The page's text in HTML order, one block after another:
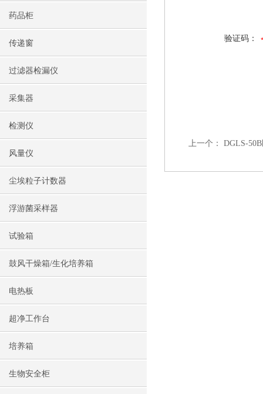
药品柜
传递窗
过滤器检漏仪
采集器
检测仪
风量仪
尘埃粒子计数器
浮游菌采样器
试验箱
鼓风干燥箱/生化培养箱
电热板
超净工作台
培养箱
生物安全柜
验证码：
上一个： DGLS-